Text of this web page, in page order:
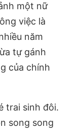
một nữ
việc là
năm
tự gánh
của chính
trai sinh đôi.
song song